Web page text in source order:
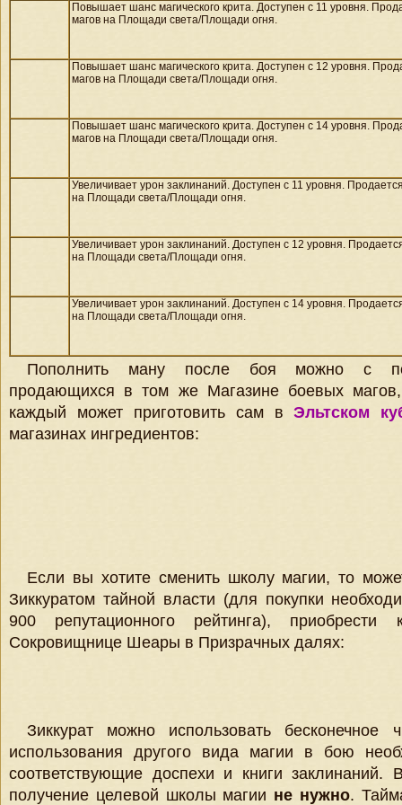
Повышает шанс магического крита. Доступен с 11 уровня.
магов на Площади света/Площади огня.
Повышает шанс магического крита. Доступен с 12 уровня.
магов на Площади света/Площади огня.
Повышает шанс магического крита. Доступен с 14 уровня.
магов на Площади света/Площади огня.
Увеличивает урон заклинаний. Доступен с 11 уровня.
на Площади света/Площади огня.
Увеличивает урон заклинаний. Доступен с 12 уровня.
на Площади света/Площади огня.
Увеличивает урон заклинаний. Доступен с 14 уровня.
на Площади света/Площади огня.
Пополнить ману после боя можно с
продающихся в том же Магазине боевых
каждый может приготовить сам вЭльтском
магазинах ингредиентов:
Если вы хотите сменить школу магии, то
Зиккуратом тайной власти (для покупки
900 репутационного рейтинга),
Сокровищнице Шеары в Призрачных далях:
Зиккурат можно использовать
использования другого вида магии в бою
соответствующие доспехи и книги заклинаний.
получение целевой школы магии не нужно.